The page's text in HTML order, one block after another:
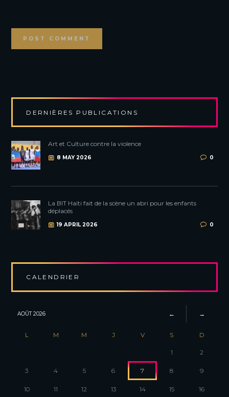
DERNIÈRES PUBLICATIONS
Art et Culture contre la violence
8 MAY 2026 0
La BIT Haïti fait de la scène un abri pour les enfants
déplacés
19 APRIL 2026 0
CALENDRIER
AOÛT2026
L M M J V S D
1 2
3 4 5 6 7 8 9
10 11 12 13 14 15 16